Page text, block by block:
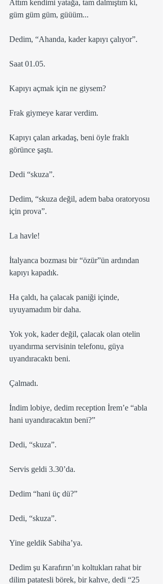
Attım kendimi yatağa, tam dalmıştım ki,
güm güm güm, güüüm...
Dedim, “Ahanda, kader kapıyı çalıyor”.
Saat 01.05.
Kapıyı açmak için ne giysem?
Frak giymeye karar verdim.
Kapıyı çalan arkadaş, beni öyle fraklı
görünce şaştı.
Dedi “skuza”.
Dedim, “skuza değil, adem baba oratoryosu
için prova”.
La havle!
İtalyanca bozması bir “özür”ün ardından
kapıyı kapadık.
Ha çaldı, ha çalacak paniği içinde,
uyuyamadım bir daha.
Yok yok, kader değil, çalacak olan otelin
uyandırma servisinin telefonu, güya
uyandıracaktı beni.
Çalmadı.
İndim lobiye, dedim reception İrem’e “abla
hani uyandıracaktın beni?”
Dedi, “skuza”.
Servis geldi 3.30’da.
Dedim “hani üç dü?”
Dedi, “skuza”.
Yine geldik Sabiha’ya.
Dedim şu Karafırın’ın koltukları rahat bir
dilim patatesli börek, bir kahve, dedi “25